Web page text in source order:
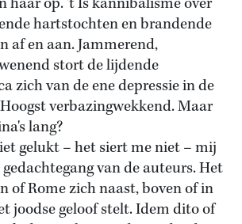
hartstochten en brandende
af en aan. Jammerend,
stort de lijdende
zich van de ene depressie in de
verbazingwekkend. Maar
lang?
gelukt – het siert me niet – mij
van de auteurs. Het
of Rome zich naast, boven of in
joodse geloof stelt. Idem dito of